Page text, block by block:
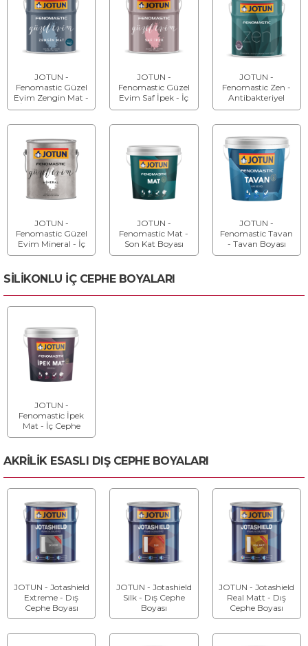
JOTUN -
Fenomastic Güzel
Evim Zengin Mat -
İç Cephe Boyası
JOTUN -
Fenomastic Güzel
Evim Saf İpek - İç
Cephe Boyası
JOTUN -
Fenomastic Zen -
Antibakteriyel
Boya
JOTUN -
Fenomastic Güzel
Evim Mineral - İç
Cephe Boyası
JOTUN -
Fenomastic Mat -
Son Kat Boyası
JOTUN -
Fenomastic Tavan
- Tavan Boyası
SİLİKONLU İÇ CEPHE BOYALARI
JOTUN -
Fenomastic İpek
Mat - İç Cephe
Boyası
AKRİLİK ESASLI DIŞ CEPHE BOYALARI
JOTUN - Jotashield
Extreme - Dış
Cephe Boyası
JOTUN - Jotashield
Silk - Dış Cephe
Boyası
JOTUN - Jotashield
Real Matt - Dış
Cephe Boyası